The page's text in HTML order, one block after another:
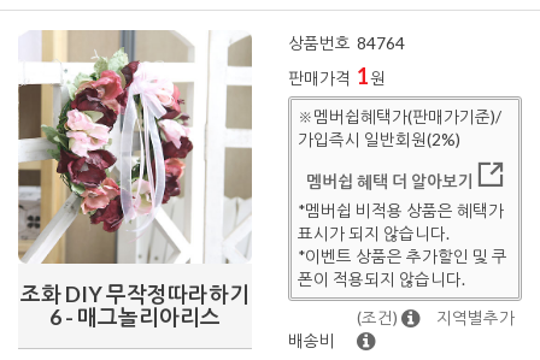
조화 DIY 무작정따라하기
6 - 매그놀리아리스
상품번호 84764
판매가격 1원
※멤버쉽혜택가(판매가기준)/
가입즉시 일반회원(2%)
멤버쉽 혜택 더 알아보기
*멤버쉽 비적용 상품은 혜택가
표시가 되지 않습니다.
*이벤트 상품은 추가할인 및 쿠
폰이 적용되지 않습니다.
배송비
(조건) 지역별추가